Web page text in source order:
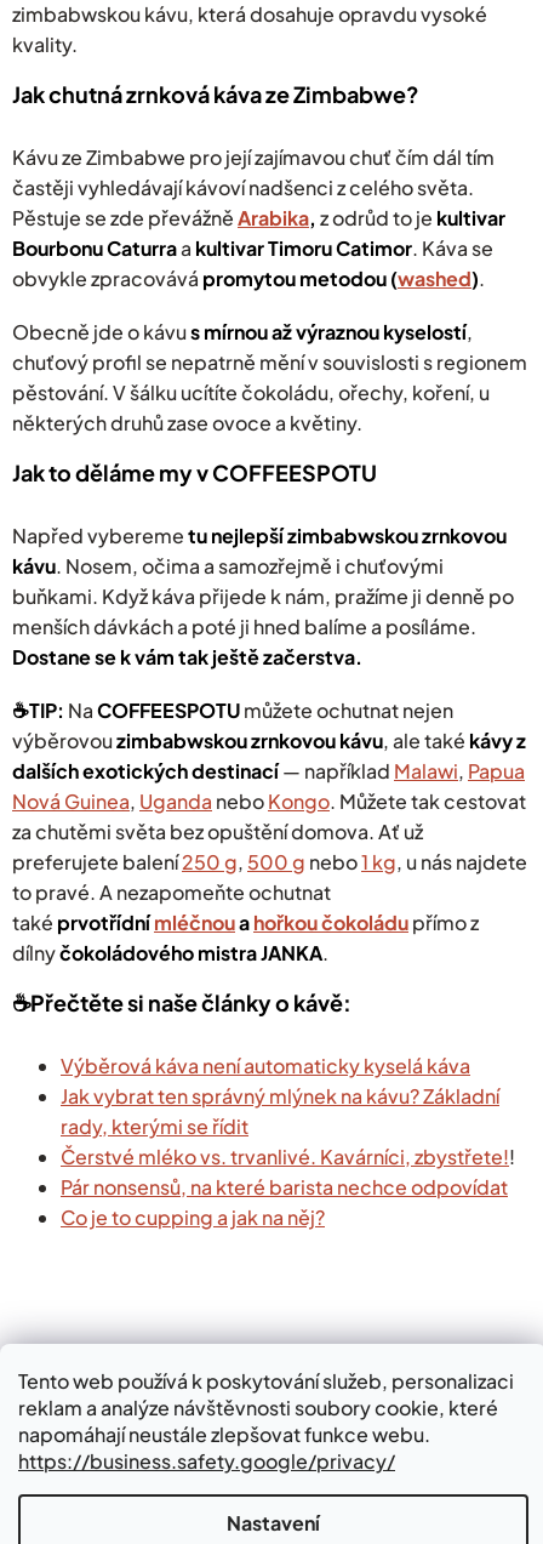
Tento web používá k poskytování služeb, personalizaci
reklam a analýze návštěvnosti soubory cookie, které
napomáhají neustále zlepšovat funkce webu.
https://business.safety.google/privacy/
Nastavení
zimbabwskou kávu, která dosahuje opravdu vysoké
kvality.
Jak chutná zrnková káva ze Zimbabwe?
Kávu ze Zimbabwe pro její zajímavou chuť čím dál tím
častěji vyhledávají kávoví nadšenci z celého světa.
Pěstuje se zde převážněArabika, z odrůd to je kultivar
Bourbonu Caturraa kultivar Timoru Catimor. Káva se
obvykle zpracovává promytou metodou (washed).
Obecně jde o kávus mírnou až výraznou kyselostí,
chuťový profil se nepatrně mění v souvislosti s regionem
pěstování. V šálku ucítíte čokoládu, ořechy, koření, u
některých druhů zase ovoce a květiny.
Jak to děláme my v COFFEESPOTU
Napřed vyberemetu nejlepší zimbabwskou zrnkovou
kávu. Nosem, očima a samozřejmě i chuťovými
buňkami. Když káva přijede k nám, pražíme ji denně po
menších dávkách a poté ji hned balíme a posíláme.
Dostane se k vám tak ještě začerstva.
☕️TIP: NaCOFFEESPOTUmůžete ochutnat nejen
výběrovouzimbabwskou zrnkovou kávu, ale také kávy z
dalších exotických destinací— například Malawi, Papua
Nová Guinea, Uganda neboKongo. Můžete tak cestovat
za chutěmi světa bez opuštění domova. Ať už
preferujete balení250 g, 500 g nebo1 kg, u nás najdete
to pravé. A nezapomeňte ochutnat
také prvotřídnímléčnouahořkou čokoládupřímo z
dílnyčokoládového mistra JANKA.
☕️Přečtěte si naše články o kávě:
Výběrová káva není automaticky kyselá káva
Jak vybrat ten správný mlýnek na kávu? Základní
rady, kterými se řídit
Čerstvé mléko vs. trvanlivé. Kavárníci, zbystřete!!
Pár nonsensů, na které barista nechce odpovídat
Co je to cupping a jak na něj?
Kávu pražíme každý den v
Naši výběrovou kávu si